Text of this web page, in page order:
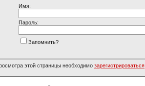
Имя:
Пароль:
Запомнить?
этой страницы необходимо зарегистрироваться